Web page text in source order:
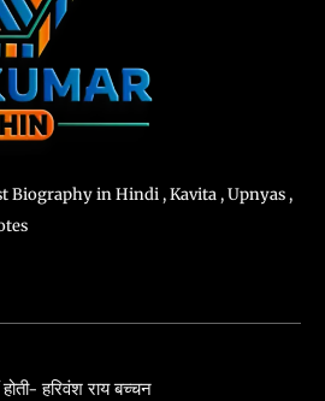
Biography in Hindi , Kavita , Upnyas ,
हरिवंश राय बच्चन